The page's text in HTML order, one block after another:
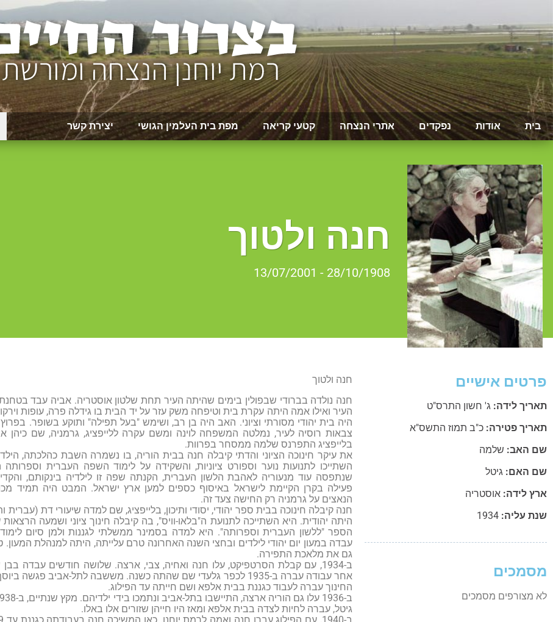
בית אודות נפקדים אתרי הנצחה קטעי קריאה מפת בית העלמין הגושי יצירת קשר
חנה ולטוך
28/10/1908 - 13/07/2001
פרטים אישיים
תאריך לידה: ג' חשון התרס"ט
תאריך פטירה: כ"ב תמוז התשס"א
שם האב: שלמה
שם האם: גיטל
ארץ לידה: אוסטריה
שנת עליה: 1934
מסמכים
לא מצורפים מסמכים
חנה ולטוך
חנה נולדה בברודי שבפולין בימים שהיתה העיר תחת שלטון אוסטריה. אביה עבד
העיר ואילו אמה היתה עקרת בית וטיפחה משק עזר על יד הבית בו גידלה פרה, עופות
היה בית יהודי מסורתי וציוני. האב היה בן רב, ושימש "בעל תפילה" ותוקע בשופר.
צבאות רוסיה לעיר, נמלטה המשפחה לוינה ומשם עקרה ללייפציג, גרמניה, שם כיהן
בלייפציג התפרנס שלמה ממסחר בפרוות.
את עיקר חינוכה הציוני והדתי קיבלה חנה בבית הוריה, בו נשמרה השבת כהלכתה,
השתייכו לתנועות נוער וספורט ציוניות, והשקידה על לימוד השפה העברית
שנתפסה עוד מנעוריה לאהבת הלשון העברית, הקנתה שפה זו לילדיה בינקותם,
פעילה בקרן הקיימת לישראל באיסוף כספים למען ארץ ישראל. המבט היה תמיד
הנאצים על גרמניה רק החישה צעד זה.
חנה קיבלה חינוכה בבית ספר יהודי, יסודי ותיכון, בלייפציג, שם למדה שיעורי דת (עברית
היתה יהודית. היא השתייכה לתנועת ה"בלאו-וויס", בה קיבלה חינוך ציוני ושמעה
עבדה במעון יום יהודי לילדים ובחצי השנה האחרונה טרם עלייתה, היתה למנהלת המעון.
גם את מלאכת התפירה.
ב-1934, עם קבלת הסרטפיקט, עלו חנה ואחיה, צבי, ארצה. שלושה חודשים עבדה
אחר עבודה עברה ב-1935 לכפר גלעדי שם שהתה כשנה. מששבה לתל-אביב
החינוך עברה לעבוד כגננת בבית אלפא ושם חייתה עד הפילוג.
גיטל, עברה לחיות לצדה בבית אלפא ומאז היו חייהן שזורים אלו באלו.